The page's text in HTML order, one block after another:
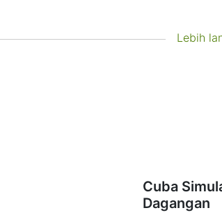
the historical price movements of
Lebih
Cuba
Dagangan